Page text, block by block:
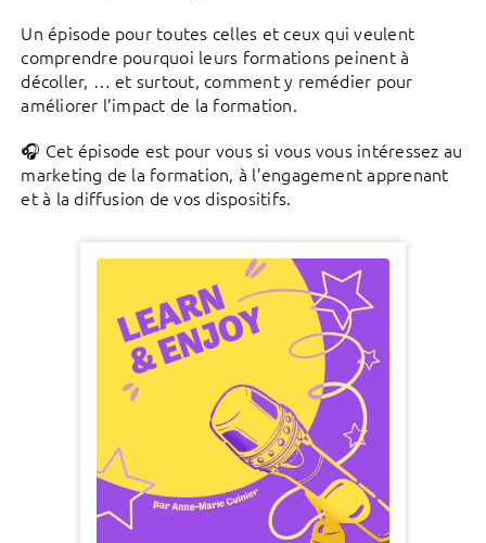
Un épisode pour toutes celles et ceux qui veulent
comprendre pourquoi leurs formations peinent à
décoller, … et surtout, comment y remédier pour
améliorer l’impact de la formation.
🎧 Cet épisode est pour vous si vous vous intéressez au
marketing de la formation, à l’engagement apprenant
et à la diffusion de vos dispositifs.